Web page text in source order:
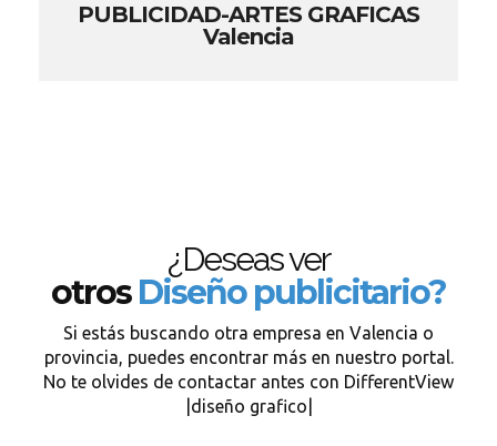
PUBLICIDAD-ARTES GRAFICAS
Valencia
¿Deseas ver
otrosDiseño publicitario?
Si estás buscando otra empresa en Valencia o
provincia, puedes encontrar más en nuestro portal.
No te olvides de contactar antes con DifferentView
|diseño grafico|